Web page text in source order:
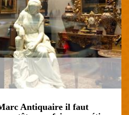
Antiquaire il faut